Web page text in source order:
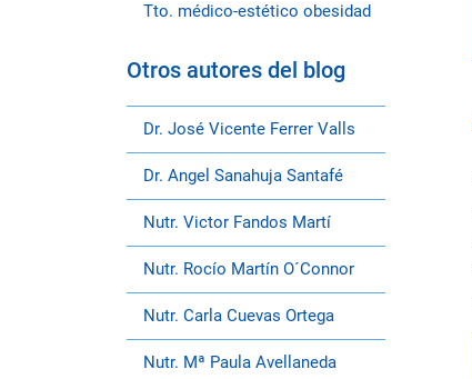
Tto. médico-estético obesidad
Otros autores del blog
Dr. José Vicente Ferrer Valls
Dr. Angel Sanahuja Santafé
Nutr. Victor Fandos Martí
Nutr. Rocío Martín O´Connor
Nutr. Carla Cuevas Ortega
Nutr. Mª Paula Avellaneda